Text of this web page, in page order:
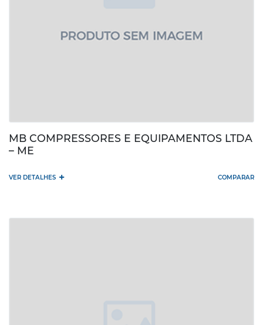
MB COMPRESSORES E EQUIPAMENTOS LTDA
– ME
VER DETALHES + COMPARAR